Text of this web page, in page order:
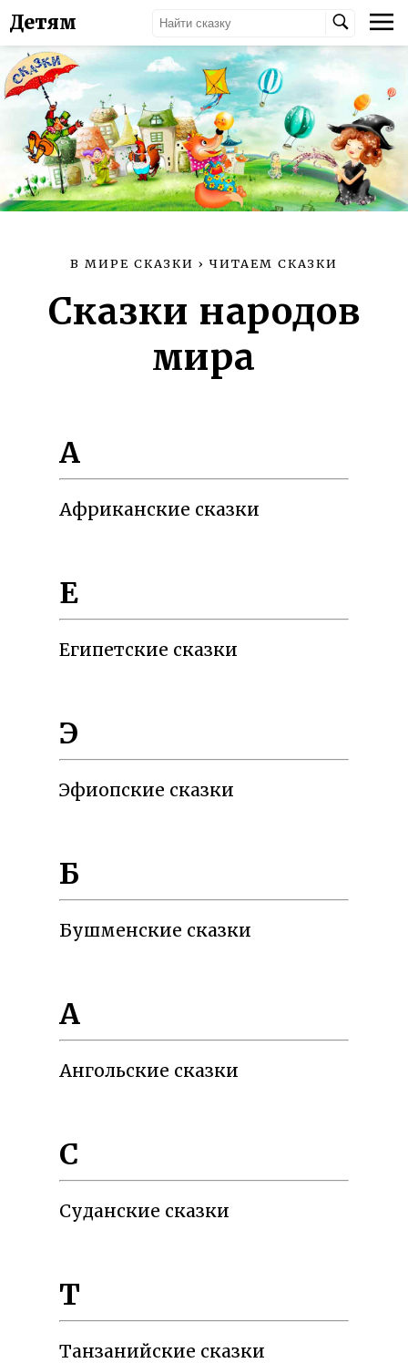
Детям
В МИРЕ СКАЗКИ › ЧИТАЕМ СКАЗКИ
Сказки народов
мира
А
Африканские сказки
Е
Египетские сказки
Э
Эфиопские сказки
Б
Бушменские сказки
А
Ангольские сказки
С
Суданские сказки
Т
Танзанийские сказки